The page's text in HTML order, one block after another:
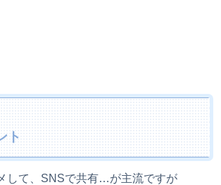
ト
して、SNSで共有…が主流ですが